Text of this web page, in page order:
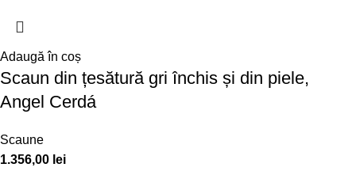
Adaugă în coș
Scaun din țesătură gri închis și din piele,
Angel Cerdá
Scaune
1.356,00 lei